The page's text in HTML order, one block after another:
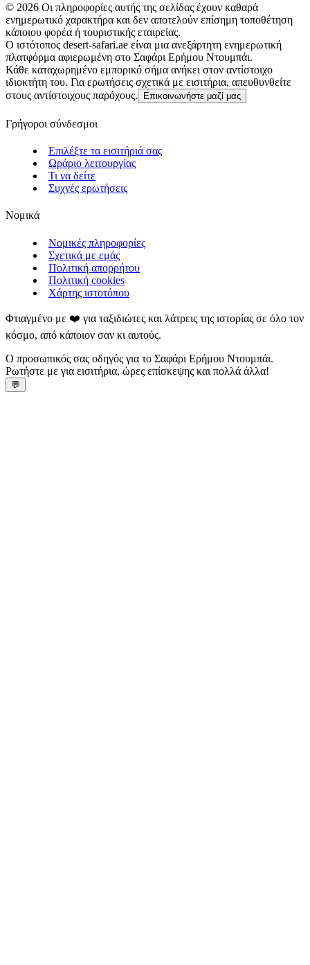
© 2026 Οι πληροφορίες αυτής της σελίδας έχουν καθαρά
ενημερωτικό χαρακτήρα και δεν αποτελούν επίσημη τοποθέτηση
κάποιου φορέα ή τουριστικής εταιρείας.
Ο ιστότοπος desert-safari.ae είναι μια ανεξάρτητη ενημερωτική
πλατφόρμα αφιερωμένη στο Σαφάρι Ερήμου Ντουμπάι.
Κάθε καταχωρημένο εμπορικό σήμα ανήκει στον αντίστοιχο
ιδιοκτήτη του. Για ερωτήσεις σχετικά με εισιτήρια, απευθυνθείτε
στους αντίστοιχους παρόχους.
Επικοινωνήστε μαζί μας
Γρήγοροι σύνδεσμοι
Επιλέξτε τα εισιτήριά σας
Ωράριο λειτουργίας
Τι να δείτε
Συχνές ερωτήσεις
Νομικά
Νομικές πληροφορίες
Σχετικά με εμάς
Πολιτική απορρήτου
Πολιτική cookies
Χάρτης ιστοτόπου
Φτιαγμένο με ❤️ για ταξιδιώτες και λάτρεις της ιστορίας σε όλο τον
κόσμο, από κάποιον σαν κι αυτούς.
Ο προσωπικός σας οδηγός για το Σαφάρι Ερήμου Ντουμπάι.
Ρωτήστε με για εισιτήρια, ώρες επίσκεψης και πολλά άλλα!
💬